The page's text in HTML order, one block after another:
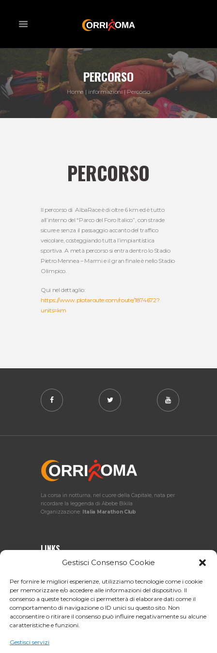
Gestisci Consenso Cookie
Per fornire le migliori esperienze, utilizziamo tecnologie come i cookie
per memorizzare e/o accedere alle informazioni del dispositivo. Il
consenso a queste tecnologie ci permetterà di elaborare dati come il
comportamento di navigazione o ID unici su questo sito. Non
acconsentire o ritirare il consenso può influire negativamente su alcune
caratteristiche e funzioni.
Gestisci servizi
PERCORSO
Home informazioni Percorso
PERCORSO
Il percorso di AlbaRace è di oltre 6 km ed è tutto
all’interno del “Parco del Foro Italico”, con strade
sicure e senza il passaggio accanto del traffico
veicolare, costeggiando tutta l’impiantistica
sportiva. A metà percorso si entra dentro lo Stadio
Pietro Mennea – Marmi e il gran finale è nello Stadio
Olimpico.
Qui nel dettaglio:
https://www.plotaroute.com/route/1874672?
units=km
La corsa in notturna, nel cuore della Capitale, nata per
ricordare la leggenda di Abebe Bikila
Organizzazione: Italia Marathon Club
LINKS
Percorso
Iscrizioni
Classifiche
Foto
Partners
Contatti
Cookie Policy (UE)
ITALIA MARATHON CLUB